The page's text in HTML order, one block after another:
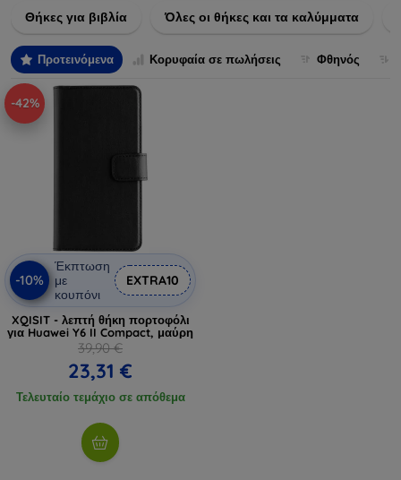
και τη διάρκεια ζωής των συσκευών σας με τις κορυφαίες
Θήκες για βιβλία Όλες οι θήκες και τα καλύμματα
Προτεινόμενα Κορυφαία σε πωλήσεις Φθηνός
-42%
-10%
Έκπτωση
με
κουπόνι
EXTRA10
XQISIT - λεπτή θήκη πορτοφόλι
για Huawei Y6 II Compact, μαύρη
39,90 €
23,31 €
Τελευταίο τεμάχιο σε απόθεμα